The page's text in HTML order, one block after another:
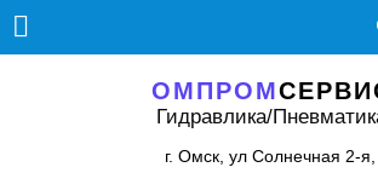
ОМПРОМ
Гидравлика/
г. Омск, ул Солнечная 2-